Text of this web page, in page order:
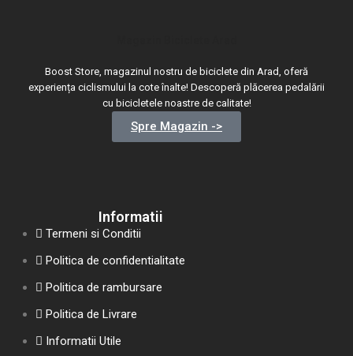
Boost Store, magazinul nostru de biciclete din Arad, oferă
experiența ciclismului la cote înalte! Descoperă plăcerea pedalării
cu bicicletele noastre de calitate!
Spre Magazin ->
Informatii
Termeni si Conditii
Politica de confidentialitate
Politica de rambursare
Politica de Livrare
Informatii Utile